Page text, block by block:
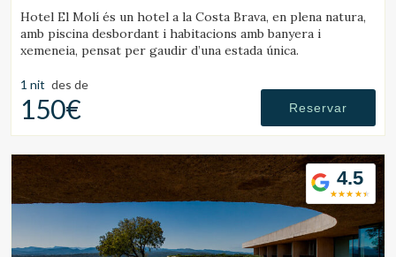
Hotel El Molí és un hotel a la Costa Brava, en plena natura,
amb piscina desbordant i habitacions amb banyera i
xemeneia, pensat per gaudir d’una estada única.
1 nit des de
150€ Reservar
4.5